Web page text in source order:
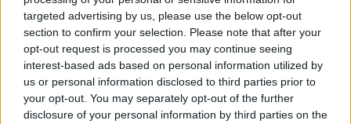
targeted advertising by us, please use the below opt-out
section to confirm your selection. Please note that after your
opt-out request is processed you may continue seeing
interest-based ads based on personal information utilized by
us or personal information disclosed to third parties prior to
your opt-out. You may separately opt-out of the further
disclosure of your personal information by third parties on the
PACE (Peia)
Acțiunea Conservatoare (Târziu)
PDF (Lazarus)
PUSL (D. Voiculescu)
PNȚCD (Pavelescu)